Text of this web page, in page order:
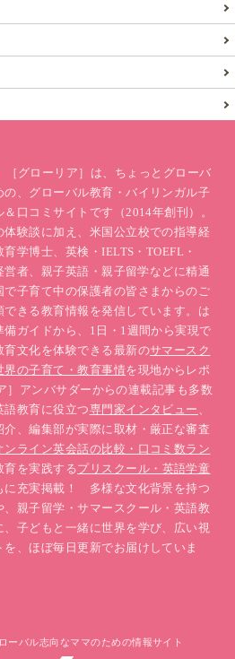
グローリア］は、ちょっとグローバ
、グローバル教育・バイリンガル子
口コミサイトです（2014年創刊）。
験談に加え、米国公立校での指導経
学博士、英検・IELTS・TOEFL・
者、親子英語・親子留学などに精通
で子育て中の保護者の皆さまからのご
きる教育情報を発信しています。は
備ガイドから、1日・1週間から実現で
育文化を体験できる最新のサマースク
界の子育て・教育事情を現地からレポ
］アンバサダーからの連載記事も多数
教育に役立つ専門家インタビュー 、
介、編集部が実際に取材・厳正な審査
ンライン英会話の比較・口コミ数ラン
育を実践するプリスクール・英語学童
に充実掲載！ 多様な文化背景を持つ
親子留学・サマースクール・英語教
子どもと一緒に世界を学び、広い視
、ほぼ毎日更新でお届けしていま
ーバル志向なママのための情報サイト